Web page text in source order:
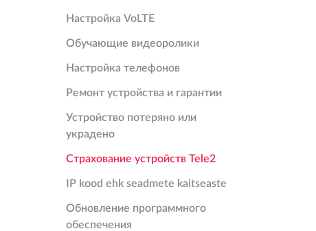
Настройка VoLTE
Oбучающие видеоролики
Настройка телефонов
Ремонт устройства и гарантии
Устройство потеряно или
украдено
Страхование устройств Tele2
IP kood ehk seadmete kaitseaste
Обновление программного
обеспечения